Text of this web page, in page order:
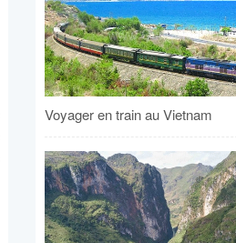
Voyager en train au Vietnam